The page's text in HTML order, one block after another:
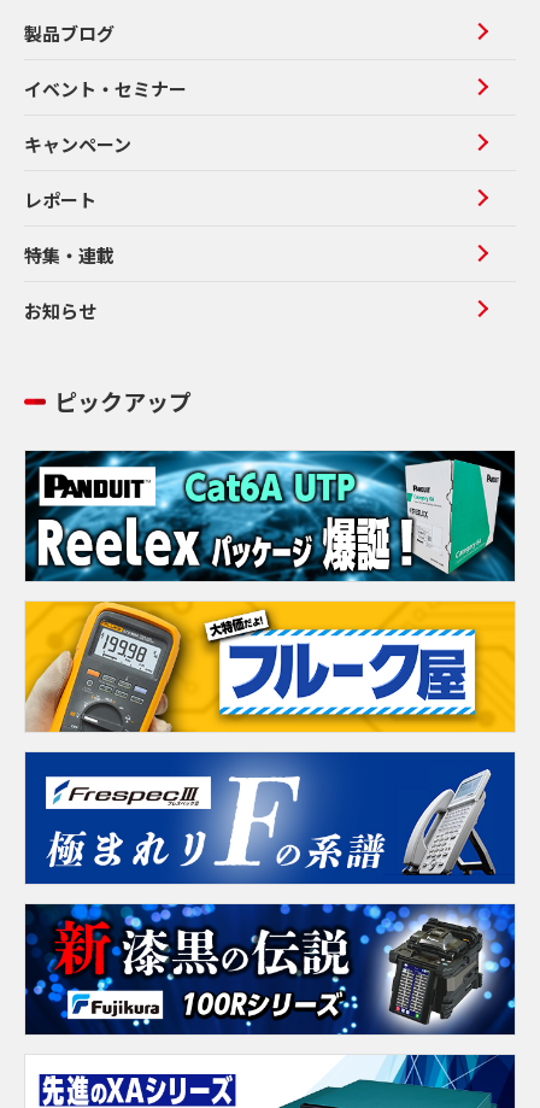
製品ブログ
イベント・セミナー
キャンペーン
レポート
特集・連載
お知らせ
ピックアップ